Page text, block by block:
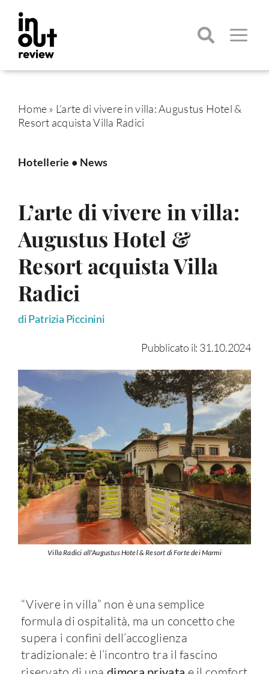
contenuto
Toggle
per:
Home» L’arte di vivere in villa: Augustus Hotel &
Resort acquista Villa Radici
Hotellerie • News
L’arte di vivere in villa:
Augustus Hotel &
Resort acquista Villa
Radici
di Patrizia Piccinini
Pubblicato il: 31.10.2024
Villa Radici all'Augustus Hotel & Resort di Forte dei Marmi
“Vivere in villa” non è una semplice
formula di ospitalità, ma un concetto che
supera i confini dell’accoglienza
tradizionale: è l’incontro tra il fascino